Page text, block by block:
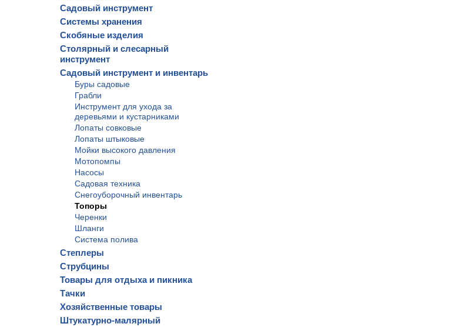
Садовый инструмент
Системы хранения
Скобяные изделия
Столярный и слесарный
инструмент
Садовый инструмент и инвентарь
Буры садовые
Грабли
Инструмент для ухода за
деревьями и кустарниками
Лопаты совковые
Лопаты штыковые
Мойки высокого давления
Мотопомпы
Насосы
Садовая техника
Снегоуборочный инвентарь
Топоры
Черенки
Шланги
Система полива
Степлеры
Струбцины
Товары для отдыха и пикника
Тачки
Хозяйственные товары
Штукатурно-малярный